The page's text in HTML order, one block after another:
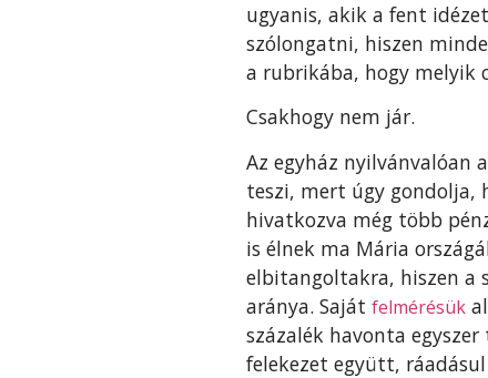
ugyanis, akik a fent
szólongatni, hiszen
a rubrikába, hogy melyik
Csakhogy nem jár.
Az egyház nyilvánvalóan
teszi, mert úgy gondolja,
hivatkozva még több
is élnek ma Mária
elbitangoltakra, hiszen a
aránya. Saját felmérésük
százalék havonta
felekezet együtt,